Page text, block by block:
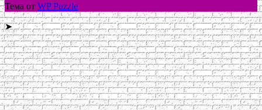
Тема от WP Puzzle
➤